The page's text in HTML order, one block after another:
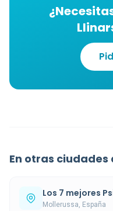
En otras
Los 7 mejores
Mollerussa, España